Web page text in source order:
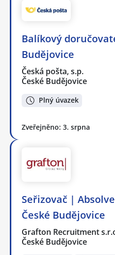
Balíkový
Budějovice
Česká pošta, s.p.
České Budějovice
Plný úvazek
Zveřejněno: 3. srpna
Seřizovač |
České Budějovice
Grafton Recruitment
České Budějovice